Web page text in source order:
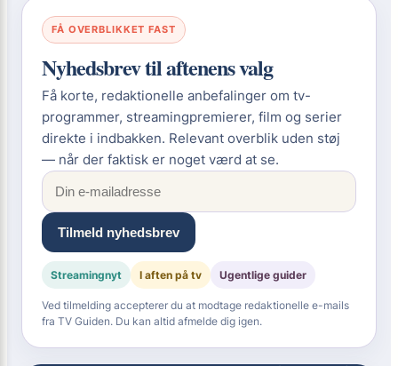
FÅ OVERBLIKKET FAST
Nyhedsbrev til aftenens valg
Få korte, redaktionelle anbefalinger om tv-
programmer, streamingpremierer, film og serier
direkte i indbakken. Relevant overblik uden støj
— når der faktisk er noget værd at se.
Tilmeld nyhedsbrev
Streamingnyt I aften på tv Ugentlige guider
Ved tilmelding accepterer du at modtage redaktionelle e-mails
fra TV Guiden. Du kan altid afmelde dig igen.